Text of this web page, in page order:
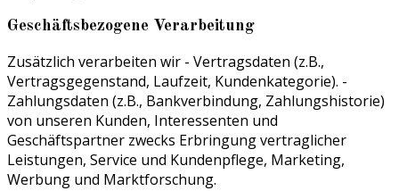
Geschäftsbezogene Verarbeitung
Zusätzlich verarbeiten wir - Vertragsdaten (z.B.,
Vertragsgegenstand, Laufzeit, Kundenkategorie). -
Zahlungsdaten (z.B., Bankverbindung, Zahlungshistorie)
von unseren Kunden, Interessenten und
Geschäftspartner zwecks Erbringung vertraglicher
Leistungen, Service und Kundenpflege, Marketing,
Werbung und Marktforschung.